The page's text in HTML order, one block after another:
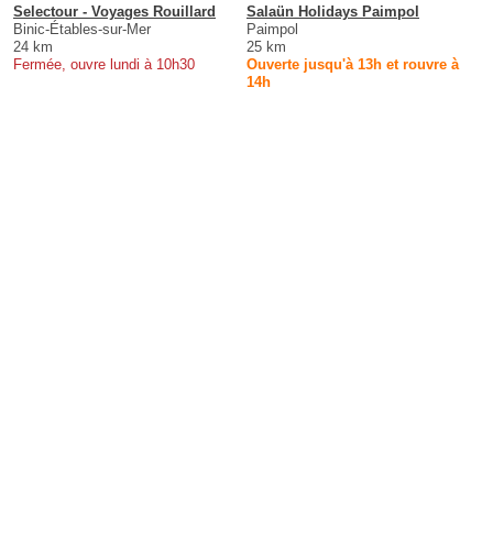
Selectour - Voyages Rouillard
Binic-Étables-sur-Mer
24 km
Fermée, ouvre lundi à 10h30
Salaün Holidays Paimpol
Paimpol
25 km
Ouverte jusqu'à 13h et rouvre à
14h